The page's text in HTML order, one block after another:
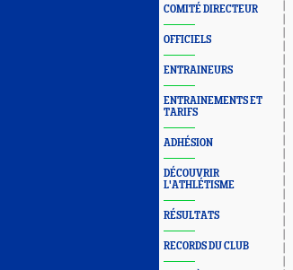
COMITÉ DIRECTEUR
OFFICIELS
ENTRAINEURS
ENTRAINEMENTS ET
TARIFS
ADHÉSION
DÉCOUVRIR
L'ATHLÉTISME
RÉSULTATS
RECORDS DU CLUB